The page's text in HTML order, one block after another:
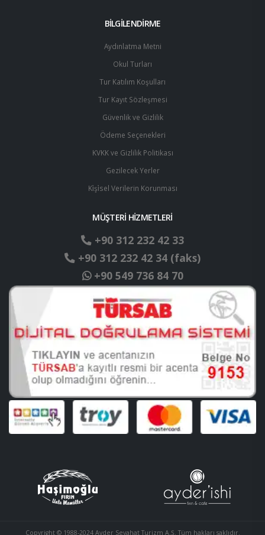
BİLGİLENDİRME
Aydınlatma Metni
Okul Turları
Tur Katılım Koşulları
Tur Kayıt Sözleşmesi
Güvenlik ve Gizlilik
Ödeme Seçenekleri
KVKK ve Gizlilik Politikası
Gezilecek Yerler
Ki̇şi̇sel Verilerin Korunması
MÜŞTERİ HİZMETLERİ
+90 312 232 42 33
+90 312 232 42 34 (faks)
+90 549 736 84 70
Copyright © 1988-2024 Ayder Seyahat Turizm A.Ş. Tüm hakları saklıdır.